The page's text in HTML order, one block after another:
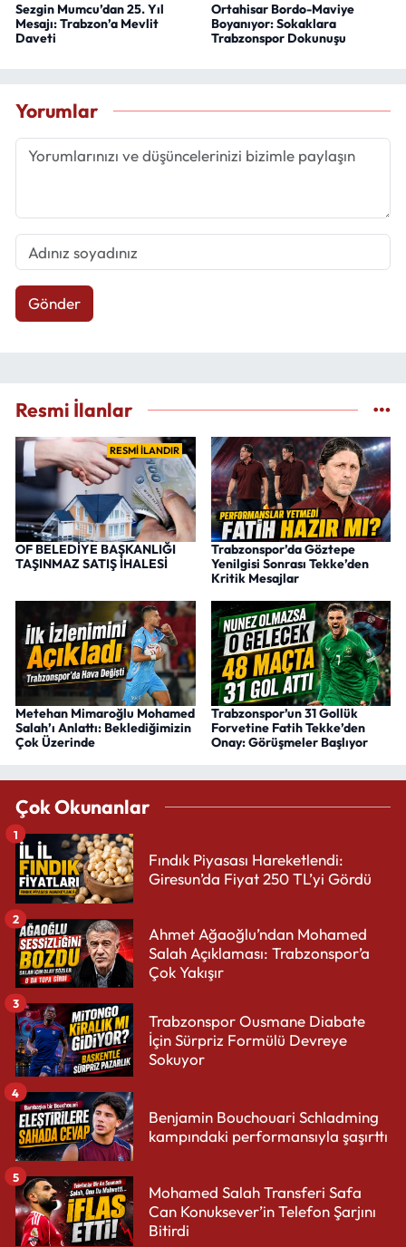
Sezgin Mumcu’dan 25. Yıl
Mesajı: Trabzon’a Mevlit
Daveti
Ortahisar Bordo-Maviye
Boyanıyor: Sokaklara
Trabzonspor Dokunuşu
Yorumlar
Gönder
Resmi İlanlar
RESMİ İLANDIR
OF BELEDİYE BAŞKANLIĞI
TAŞINMAZ SATIŞ İHALESİ
Trabzonspor’da Göztepe
Yenilgisi Sonrası Tekke’den
Kritik Mesajlar
Metehan Mimaroğlu Mohamed
Salah’ı Anlattı: Beklediğimizin
Çok Üzerinde
Trabzonspor’un 31 Gollük
Forvetine Fatih Tekke’den
Onay: Görüşmeler Başlıyor
Çok Okunanlar
Fındık Piyasası Hareketlendi:
Giresun’da Fiyat 250 TL’yi Gördü
1
Ahmet Ağaoğlu’ndan Mohamed
Salah Açıklaması: Trabzonspor’a
Çok Yakışır
2
Trabzonspor Ousmane Diabate
İçin Sürpriz Formülü Devreye
Sokuyor
3
Benjamin Bouchouari Schladming
kampındaki performansıyla şaşırttı
4
Mohamed Salah Transferi Safa
Can Konuksever’in Telefon Şarjını
Bitirdi
5